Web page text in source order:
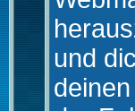
und